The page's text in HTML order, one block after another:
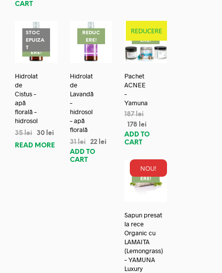
CART
STOC
EPUIZA
TREDUC
ERE!
Hidrolat
de
Cistus –
apă
florală –
hidrosol
35lei 30 lei
READ MORE
REDUC
ERE!
Hidrolat
de
Lavandă
–
hidrosol
– apă
florală
31lei 22 lei
ADD TO
CART
REDUCERE
REDUC
ERE!
Pachet
ACNEE
–
Yamuna
187lei
178 lei
ADD TO
CART
NOU!
REDUC
ERE!
Sapun presat
la rece
Organic cu
LAMAITA
(Lemongrass)
– YAMUNA
Luxury